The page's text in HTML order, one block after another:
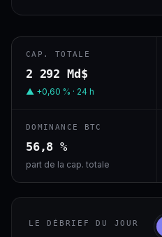
CAP. TOTALE
2 292 Md$
▲ +0,60 % · 24 h
DOMINANCE BTC
56,8 %
part de la cap. totale
LE DÉBRIEF DU JOUR